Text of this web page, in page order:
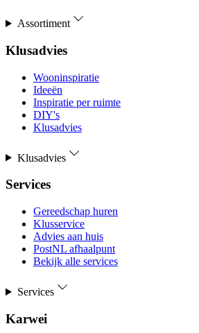
Assortiment
Klusadvies
Wooninspiratie
Ideeën
Inspiratie per ruimte
DIY's
Klusadvies
Klusadvies
Services
Gereedschap huren
Klusservice
Advies aan huis
PostNL afhaalpunt
Bekijk alle services
Services
Karwei